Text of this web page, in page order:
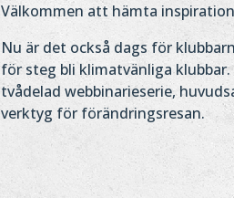
Välkommen att hämta
Nu är det också dags för
för steg bli klimatvänliga
tvådelad webbinarieserie,
verktyg för förändringsresan.